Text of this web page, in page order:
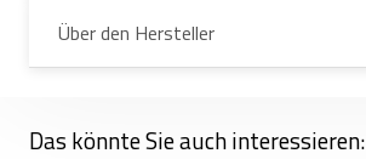
Über den Hersteller
Das könnte Sie auch interessieren: